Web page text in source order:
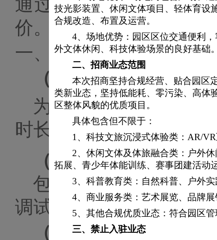
技光影装置、休闲文体项目、轻体育设
合规改造、布置及运营。
4、场地优势：园区区位交通便利
外文体休闲、科技体验场景的良好基础
二、招商业态范围
本次招商坚持合规经营、贴合园区
类新业态，坚持低能耗、零污染、高体
区整体风貌的优质项目。
具体包含但不限于：
1、科技文旅沉浸式体验类： AR/
2、休闲文体及体旅融合类：户外
拓展、青少年体能训练、赛事团建活动
3、科普教育类：自然科普、户外
4、商业服务类：艺术展览、品牌
5、其他合规优质业态：符合园区
三、禁止入驻业态
通过 比选的方式，邀请
价。
一、
项目概况及招标范围
（一）项目概况
为满足反恐部门针对
时长的要求，拟采购一
（二）招标范围
包括一台海康威视存
调试等。
（三） 技术要求